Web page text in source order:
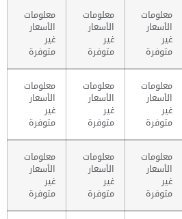
معلومات
الأسعار
غير
متوفرة
معلومات
الأسعار
غير
متوفرة
معلومات
الأسعار
غير
متوفرة
معلومات
الأسعار
غير
متوفرة
معلومات
الأسعار
غير
متوفرة
معلومات
الأسعار
غير
متوفرة
معلومات
الأسعار
غير
متوفرة
معلومات
الأسعار
غير
متوفرة
معلومات
الأسعار
غير
متوفرة